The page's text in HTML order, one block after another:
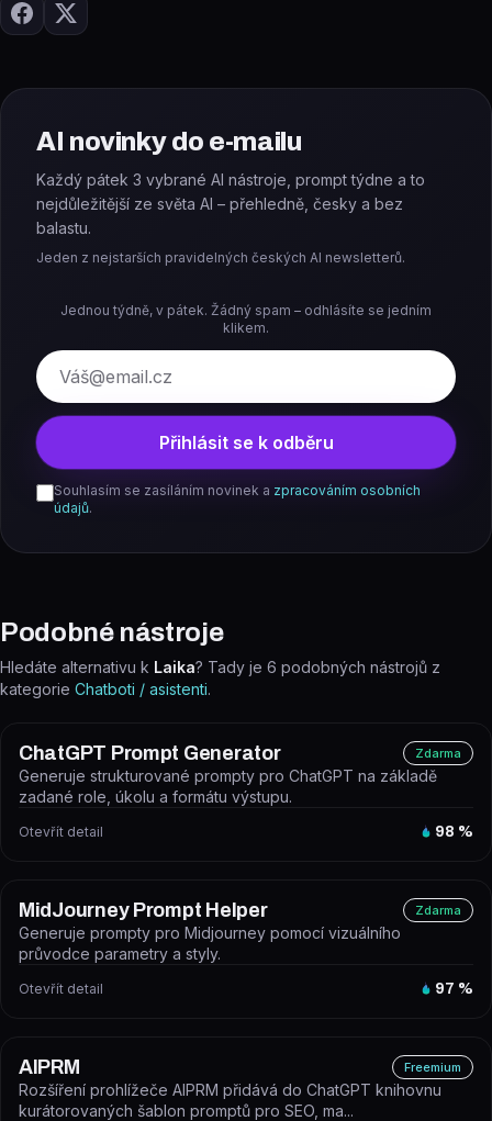
AI novinky do e-mailu
Každý pátek 3 vybrané AI nástroje, prompt týdne a to
nejdůležitější ze světa AI – přehledně, česky a bez
balastu.
Jeden z nejstarších pravidelných českých AI newsletterů.
Jednou týdně, v pátek. Žádný spam – odhlásíte se jedním
klikem.
E-mail
Přihlásit se k odběru
Souhlasím se zasíláním novinek a zpracováním osobních
údajů.
Podobné nástroje
Hledáte alternativu k Laika? Tady je 6 podobných nástrojů z
kategorie Chatboti / asistenti.
ChatGPT Prompt Generator Zdarma
Generuje strukturované prompty pro ChatGPT na základě
zadané role, úkolu a formátu výstupu.
Otevřít detail 98 %
MidJourney Prompt Helper Zdarma
Generuje prompty pro Midjourney pomocí vizuálního
průvodce parametry a styly.
Otevřít detail 97 %
AIPRM Freemium
Rozšíření prohlížeče AIPRM přidává do ChatGPT knihovnu
kurátorovaných šablon promptů pro SEO, ma...